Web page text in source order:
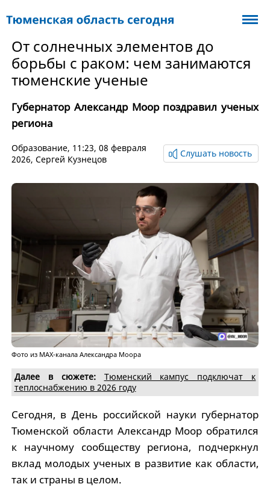
От солнечных элементов до
борьбы с раком: чем занимаются
тюменские ученые
Губернатор Александр Моор поздравил ученых
региона
Образование, 11:23, 08 февраля
2026, Сергей Кузнецов
Слушать новость
Фото из МАХ-канала Александра Моора
Далее в сюжете:
Тюменский кампус подключат к
теплоснабжению в 2026 году
Сегодня, в День российской науки губернатор
Тюменской области Александр Моор обратился
к научному сообществу региона, подчеркнул
вклад молодых ученых в развитие как области,
так и страны в целом.